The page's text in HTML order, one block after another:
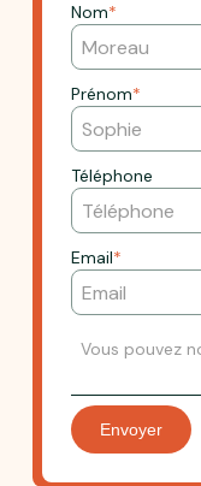
Nom*
Prénom*
Téléphone
Email*